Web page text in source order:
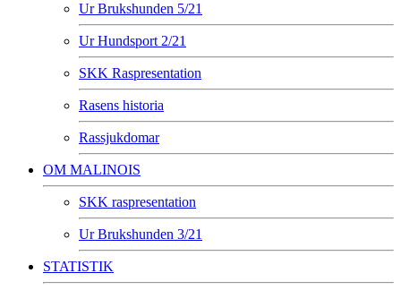
Ur Brukshunden 5/21
Ur Hundsport 2/21
SKK Raspresentation
Rasens historia
Rassjukdomar
OM MALINOIS
SKK raspresentation
Ur Brukshunden 3/21
STATISTIK